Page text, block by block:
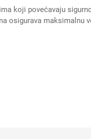
koji povećavaju
osigurava